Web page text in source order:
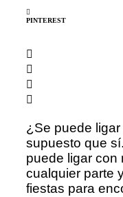
PINTEREST
¿Se puede
supuesto que
puede ligar con
cualquier parte
fiestas para